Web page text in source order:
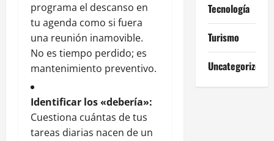
programa el descanso en
tu agenda como si fuera
una reunión inamovible.
No es tiempo perdido; es
mantenimiento preventivo.
Identificar los «debería»:
Cuestiona cuántas de tus
tareas diarias nacen de un
Tecnología
Turismo
Uncategorized